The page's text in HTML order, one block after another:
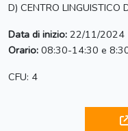
D) CENTRO LINGUISTICO
Data di inizio: 22/11/2024
Orario: 08:30-14:30 e
CFU: 4